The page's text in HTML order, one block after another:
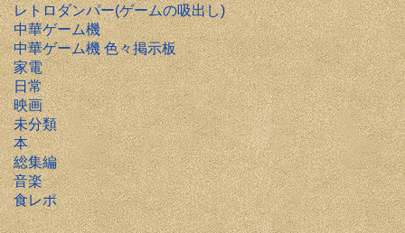
レトロダンパー(ゲームの吸出し)
中華ゲーム機
中華ゲーム機 色々掲示板
家電
日常
映画
未分類
本
総集編
音楽
食レポ